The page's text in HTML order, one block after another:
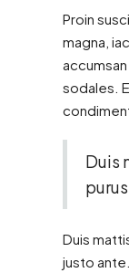
Proin
magna,
sodales.
Duis
Duis
justo